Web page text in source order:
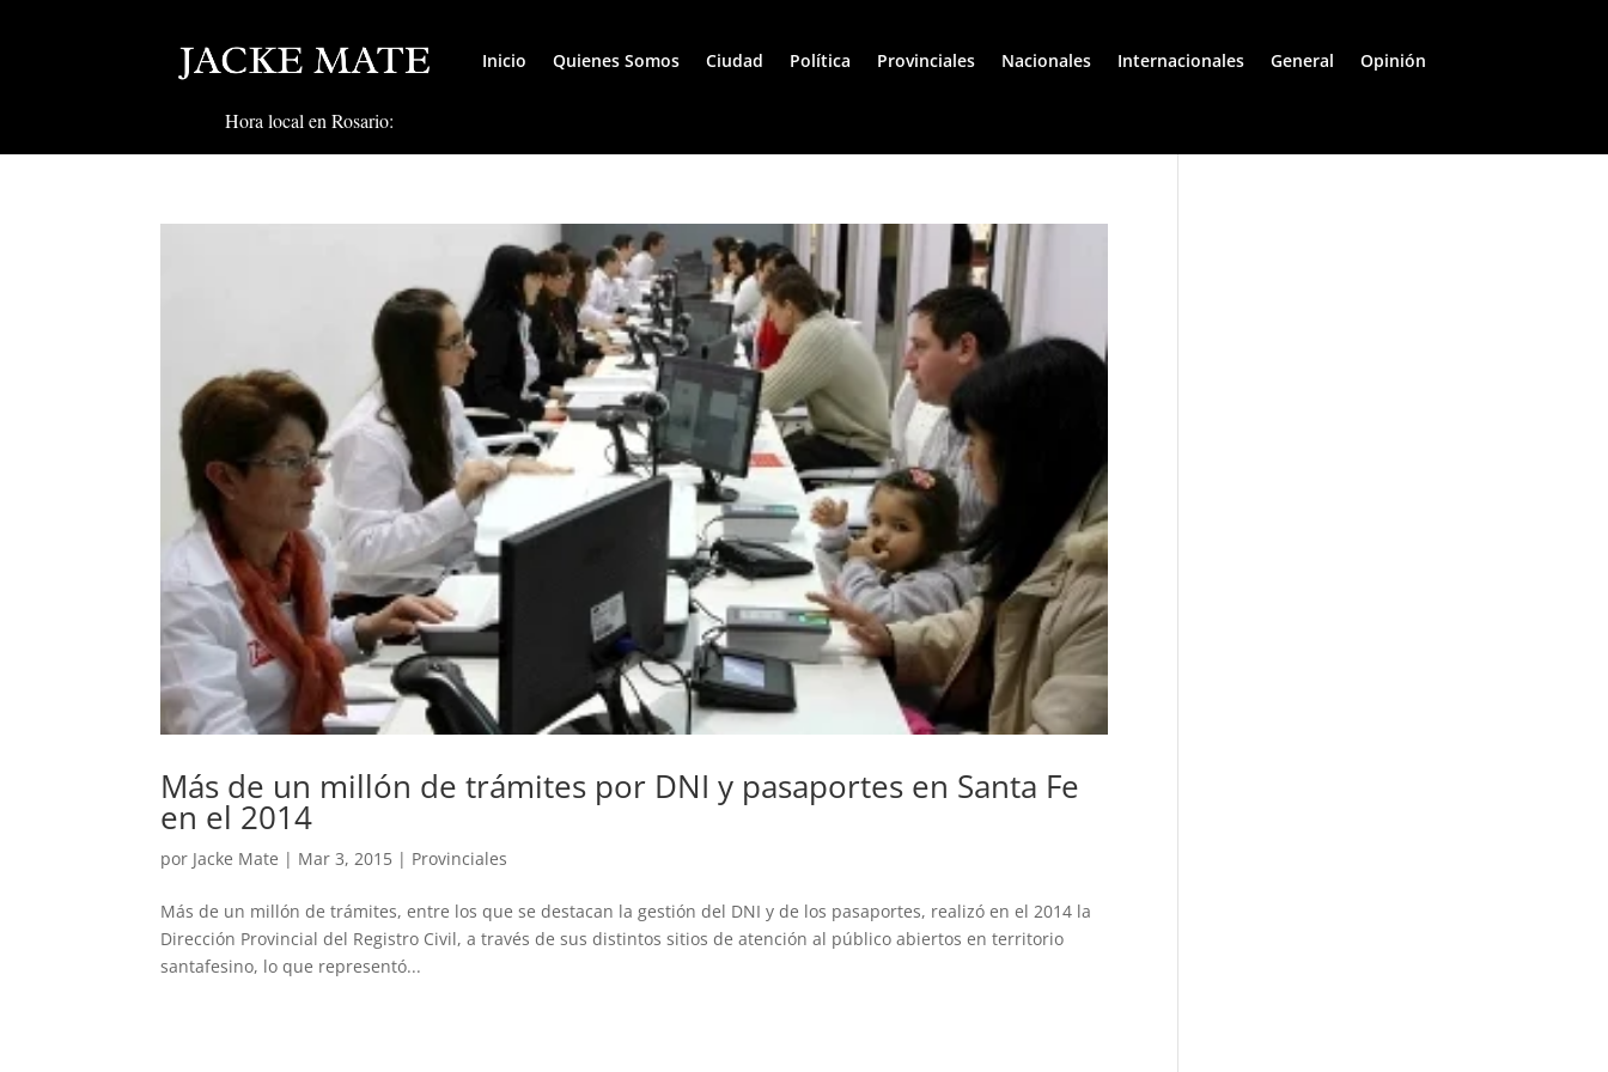
Inicio Quienes Somos Ciudad Política Provinciales Nacionales Internacionales General Opinión
Hora local en Rosario:
Más de un millón de trámites por DNI y pasaportes en Santa Fe
en el 2014
por Jacke Mate | Mar 3, 2015 | Provinciales
Más de un millón de trámites, entre los que se destacan la gestión del DNI y de los pasaportes, realizó en el 2014 la
Dirección Provincial del Registro Civil, a través de sus distintos sitios de atención al público abiertos en territorio
santafesino, lo que representó...